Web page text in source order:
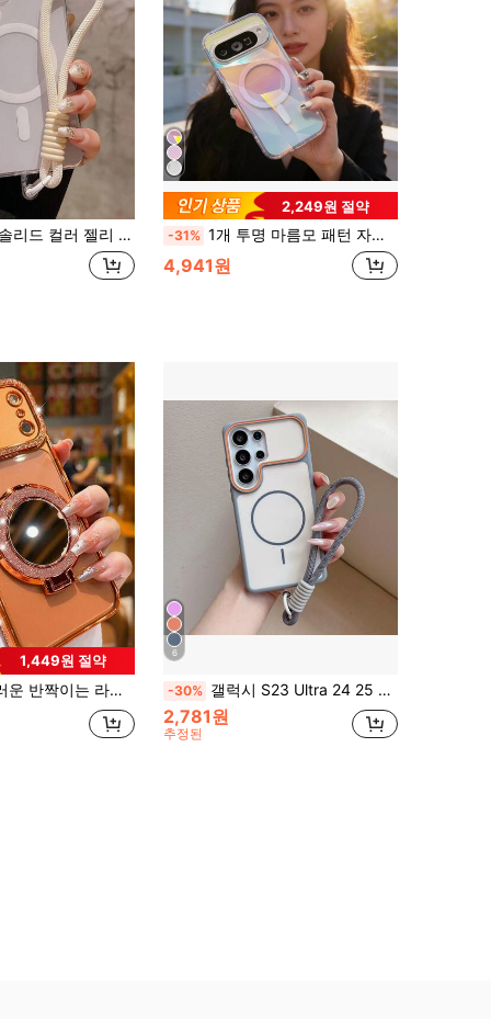
성 갤럭시 S26Ultra S25Ultra S26Plus S24Ultra S23Ultra S22Ultra S25 S24 Plus A57 A56 A55 심플 아크릴 하드 백 소프트 보더 충격 방지 범퍼 커버 호환
2,249원 절약
-31% 1개 투명 마름모 패턴 자석 휴대폰 케이스, Pixel 10 Pro XL 호환, 투명 보호 커버, Pixel 9 Pro XL, 투명 자석 백 커버, 크리스마스 선물, 발렌타인데이 선물, 패션 휴대폰 케이스 11 Pro XL
4,941원
1,449원 절약
브래킷, 고품질 충격 방지 범퍼 후면 커버 (iPhone 17 16E 15 14 13 12 11 X XS Max XR Pro Plus, Galaxy S26 A02S -A07 A12-A17 A22-A26 A32-A36 A50-A56 S20-S25 Honor Magic Reno Smart 호환)
6
-30% 갤럭시 S23 Ultra 24 25 26 24 Ultra 26 Plus 26 Ultra Ip 11 12 13 14 15 Pro Max 16 17 17 Pro Max 호환 자석 랜야드 휴대폰 케이스
2,781원
추정된